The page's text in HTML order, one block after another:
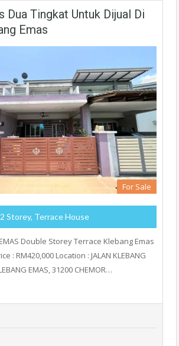
Dua Tingkat Untuk Dijual Di
Emas
For Sale
Storey, Terrace House
Double Storey Terrace Klebang Emas
: RM420,000 Location : JALAN KLEBANG
EMAS, 31200 CHEMOR…